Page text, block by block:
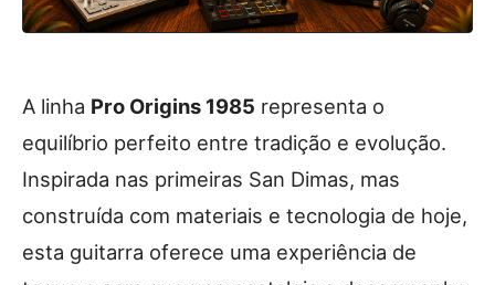
A linha Pro Origins 1985 representa o
equilíbrio perfeito entre tradição e evolução.
Inspirada nas primeiras San Dimas, mas
construída com materiais e tecnologia de hoje,
esta guitarra oferece uma experiência de